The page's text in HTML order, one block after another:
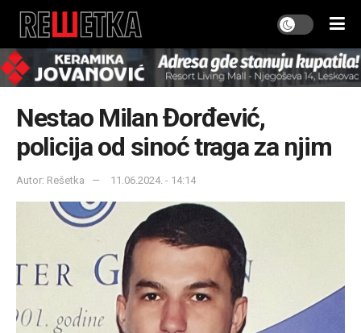
Nestao Milan Đorđević,
policija od sinoć traga za njim
Autor: Rešetka 11.06.2024. - 14:14